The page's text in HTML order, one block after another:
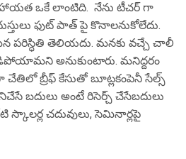
ఒకే లాంటిది. నేను టీచర్ గా
ఫుట్ పాత్ పై కొనాలనుకోలేదు.
పరిస్ధితి తెలియదు. మనకు వచ్చే చాలీ
అనుకుంటారు. మనిద్దరం
బ్రీఫ్ కేసుతో బూట్లకంపెనీ సేల్స్
బదులు అంటే రిసెర్చ్ చేసేబదులు
స్కాలర్ల చదువులు, సెమినార్లపై